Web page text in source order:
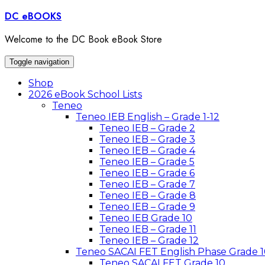
Skip
content
DC eBOOKS
Welcome to the DC Book eBook Store
Toggle navigation
Shop
2026 eBook School Lists
Teneo
Teneo IEB English – Grade 1-12
Teneo IEB – Grade 2
Teneo IEB – Grade 3
Teneo IEB – Grade 4
Teneo IEB – Grade 5
Teneo IEB – Grade 6
Teneo IEB – Grade 7
Teneo IEB – Grade 8
Teneo IEB – Grade 9
Teneo IEB Grade 10
Teneo IEB – Grade 11
Teneo IEB – Grade 12
Teneo SACAI FET English Phase Grade